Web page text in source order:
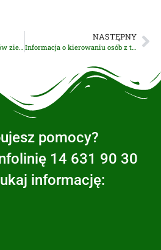
NASTĘPNY
Informacja o kierowaniu osób z terenu powiatu tarnowskiego do obiektu kwarantanny zbiorowej
pomocy?
14 631 90 30
informację: